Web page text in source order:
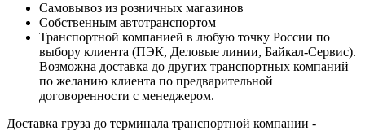
Самовывоз из розничных магазинов
Собственным автотранспортом
Транспортной компанией в любую точку России по
выбору клиента (ПЭК, Деловые линии, Байкал-Сервис).
Возможна доставка до других транспортных компаний
по желанию клиента по предварительной
договоренности с менеджером.
Доставка груза до терминала транспортной компании -